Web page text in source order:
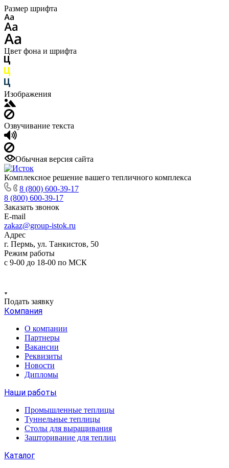
Размер шрифта
Цвет фона и шрифта
Изображения
Озвучивание текста
Обычная версия сайта
Комплексное решение вашего тепличного комплекса
8 (800) 600-39-17
8 (800) 600-39-17
Заказать звонок
E-mail
zakaz@group-istok.ru
Адрес
г. Пермь, ул. Танкистов, 50
Режим работы
с 9-00 до 18-00 по МСК
Подать заявку
Компания
О компании
Партнеры
Вакансии
Реквизиты
Новости
Дипломы
Наши работы
Промышленные теплицы
Туннельные теплицы
Столы для выращивания
Зашторивание для теплиц
Каталог